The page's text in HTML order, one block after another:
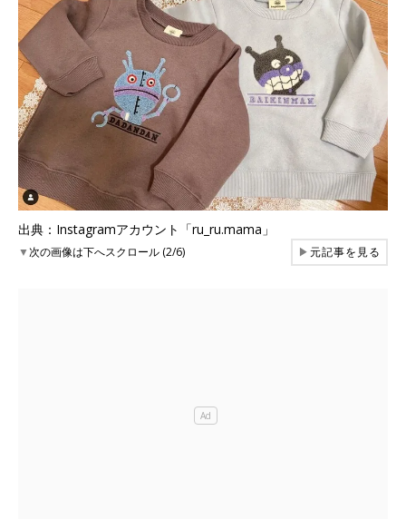
出典：Instagramアカウント「ru_ru.mama」
▼次の画像は下へスクロール (2/6) ▶元記事を見る